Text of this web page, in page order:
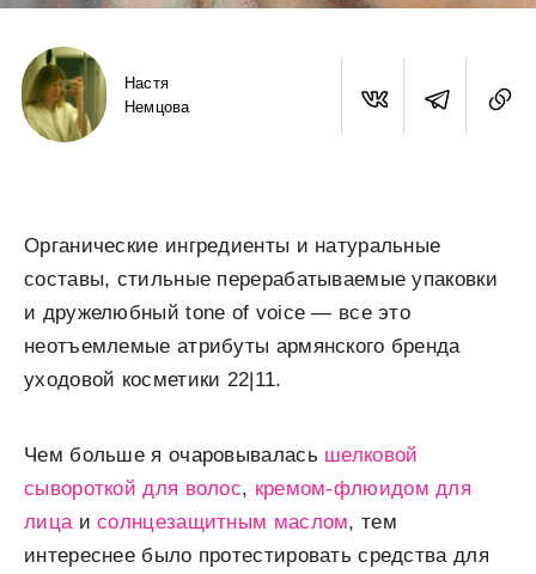
Настя
Немцова
Органические ингредиенты и натуральные
составы, стильные перерабатываемые упаковки
и дружелюбный tone of voice — все это
неотъемлемые атрибуты армянского бренда
уходовой косметики 22|11.
Чем больше я очаровывалась шелковой
сывороткой для волос, кремом-флюидом для
лицаисолнцезащитным маслом, тем
интереснее было протестировать средства для